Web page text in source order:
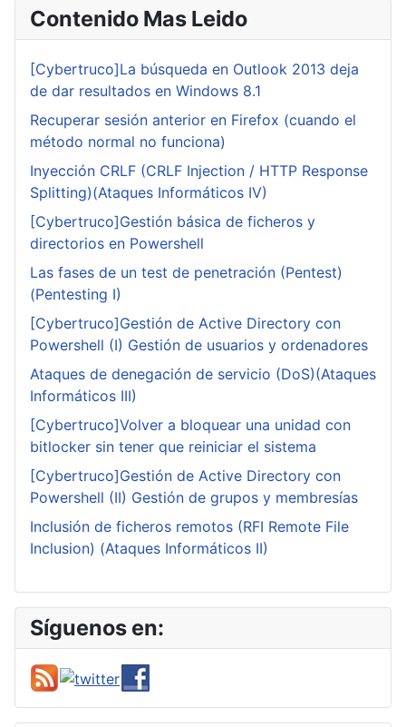
Contenido Mas Leido
[Cybertruco]La búsqueda en Outlook 2013 deja
de dar resultados en Windows 8.1
Recuperar sesión anterior en Firefox (cuando el
método normal no funciona)
Inyección CRLF (CRLF Injection / HTTP Response
Splitting)(Ataques Informáticos IV)
[Cybertruco]Gestión básica de ficheros y
directorios en Powershell
Las fases de un test de penetración (Pentest)
(Pentesting I)
[Cybertruco]Gestión de Active Directory con
Powershell (I) Gestión de usuarios y ordenadores
Ataques de denegación de servicio (DoS)(Ataques
Informáticos III)
[Cybertruco]Volver a bloquear una unidad con
bitlocker sin tener que reiniciar el sistema
[Cybertruco]Gestión de Active Directory con
Powershell (II) Gestión de grupos y membresías
Inclusión de ficheros remotos (RFI Remote File
Inclusion) (Ataques Informáticos II)
Síguenos en: